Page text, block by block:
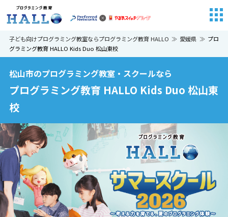
子ども向けプログラミング教室ならプログラミング教育 HALLO 愛媛県
プロ
グラミング教育 HALLO Kids Duo 松山東校
松山市のプログラミング教室・スクールなら
プログラミング教育 HALLO Kids Duo 松山東
校